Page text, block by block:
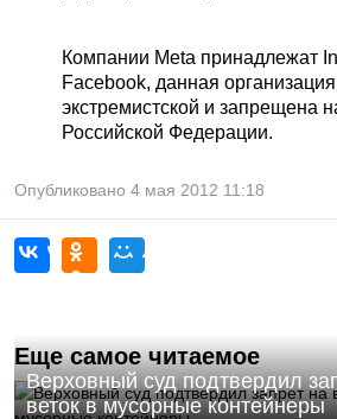
Компании Meta принадлежат
Facebook, данная
экстремистской и запрещена
Российской Федерации.
Опубликовано 4 мая 2012 11:18
Еще самое читаемое
Верховный суд подтвердил
веток в мусорные контейнеры